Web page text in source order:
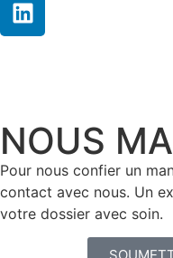
NOUS
Pour nous confier un
contact avec nous. Un
votre dossier avec soin.